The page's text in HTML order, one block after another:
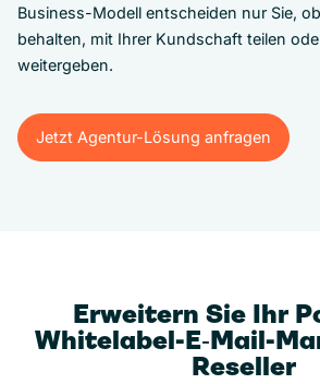
Business-Modell entscheiden nur Sie,
behalten, mit Ihrer Kundschaft teilen
weitergeben.
Jetzt Agentur-Lösung anfragen
Jetzt Agentur-Lösung anfragen
Erweitern Sie Ihr
Whitelabel-E‑Mail-
Reseller